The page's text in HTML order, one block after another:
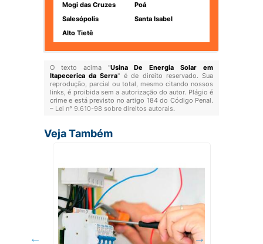
Mogi das Cruzes
Poá
Salesópolis
Santa Isabel
Alto Tietê
O texto acima "Usina De Energia Solar em
Itapecerica da Serra" é de direito reservado. Sua
reprodução, parcial ou total, mesmo citando nossos
links, é proibida sem a autorização do autor. Plágio é
crime e está previsto no artigo 184 do Código Penal.
– Lei n° 9.610-98 sobre direitos autorais.
Veja Também